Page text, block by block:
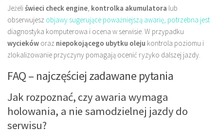
Jeżeliświeci check engine, kontrolka akumulatora lub
obserwujesz objawy sugerujące poważniejszą awarię, potrzebna jest
diagnostyka komputerowa i ocena w serwisie. W przypadku
wycieków oraz niepokojącego ubytku oleju kontrola poziomu i
zlokalizowanie przyczyny pomagają ocenić ryzyko dalszej jazdy.
FAQ – najczęściej zadawane pytania
Jak rozpoznać, czy awaria wymaga
holowania, a nie samodzielnej jazdy do
serwisu?